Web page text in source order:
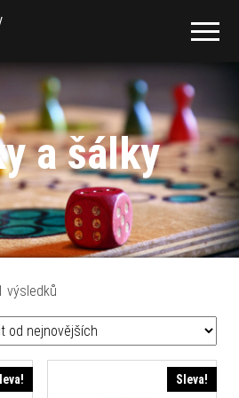
a šálky
výsledků
Sleva!